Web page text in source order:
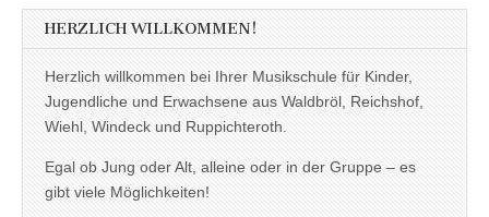
HERZLICH WILLKOMMEN!
Herzlich willkommen bei Ihrer Musikschule für Kinder,
Jugendliche und Erwachsene aus Waldbröl, Reichshof,
Wiehl, Windeck und Ruppichteroth.
Egal ob Jung oder Alt, alleine oder in der Gruppe – es
gibt viele Möglichkeiten!